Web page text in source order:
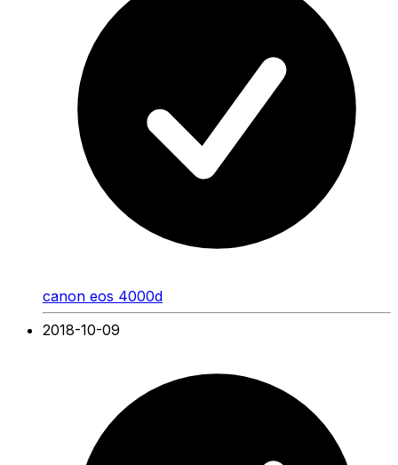
canon eos 4000d
2018-10-09